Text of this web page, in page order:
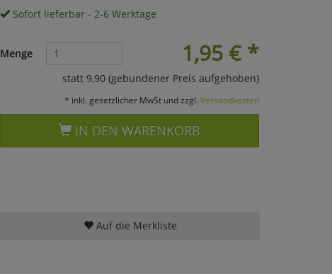
Sofort lieferbar - 2-6 Werktage
1,95 €*
Menge
statt 9,90 (gebundener Preis aufgehoben)
* inkl. gesetzlicher MwSt und zzgl. Versandkosten
IN DEN WARENKORB
Auf die Merkliste